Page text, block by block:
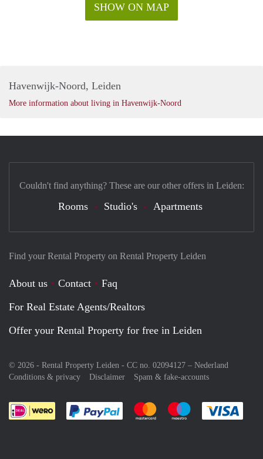
SHOW ON MAP
Havenwijk-Noord, Leiden
More information about living in Havenwijk-Noord
Find your Rental Property on Rental Property Leiden
About us Contact
Faq
For Real Estate Agents/Realtors
Offer your Rental Property for free in Leiden
© 2026 - Rental Property Leiden - CC no. 02094127 – Nederland
Conditions & privacy
Disclaimer Spam & fake-accounts
Pay easily with :payment method
Pay easily with :payment
Pay easily with
Couldn't find anything? These are our other offers in Leiden:
Rooms Studio's Apartments